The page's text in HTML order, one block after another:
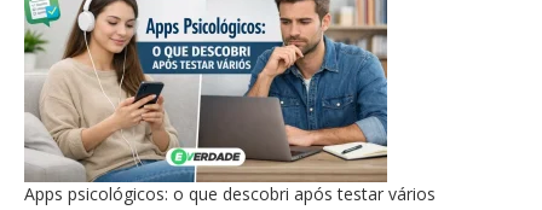
Apps psicológicos: o que descobri após testar vários